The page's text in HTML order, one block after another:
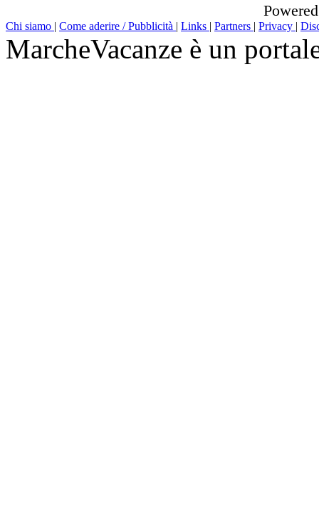
Chi siamo | Come aderire / Pubblicità | Links | Partners | Privacy |
MarcheVacanze è un